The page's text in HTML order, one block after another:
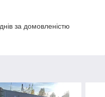
за домовленістю